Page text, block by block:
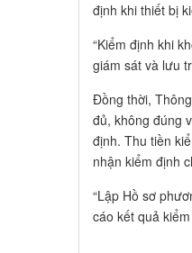
định khi thiết bị
“Kiểm định khi
giám sát và lưu
Đồng thời,
đủ, không đúng
định. Thu tiền
nhận kiểm định
“Lập Hồ sơ
cáo kết quả